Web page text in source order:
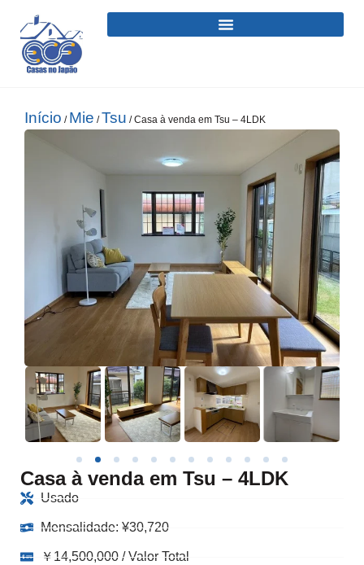
Início / Mie /Tsu / Casa à venda em Tsu – 4LDK
Casa à venda em Tsu – 4LDK
Usado
Mensalidade: ¥30,720
￥14,500,000 / Valor Total